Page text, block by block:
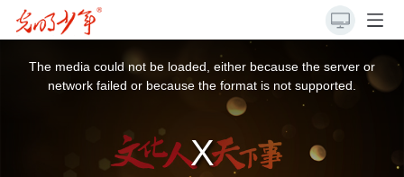
The media could not be loaded, either because the server or
network failed or because the format is not supported.